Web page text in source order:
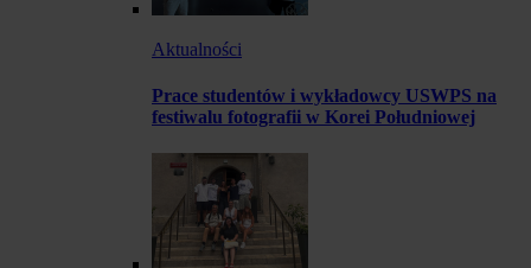
Aktualności
Prace studentów i wykładowcy USWPS na
festiwalu fotografii w Korei Południowej